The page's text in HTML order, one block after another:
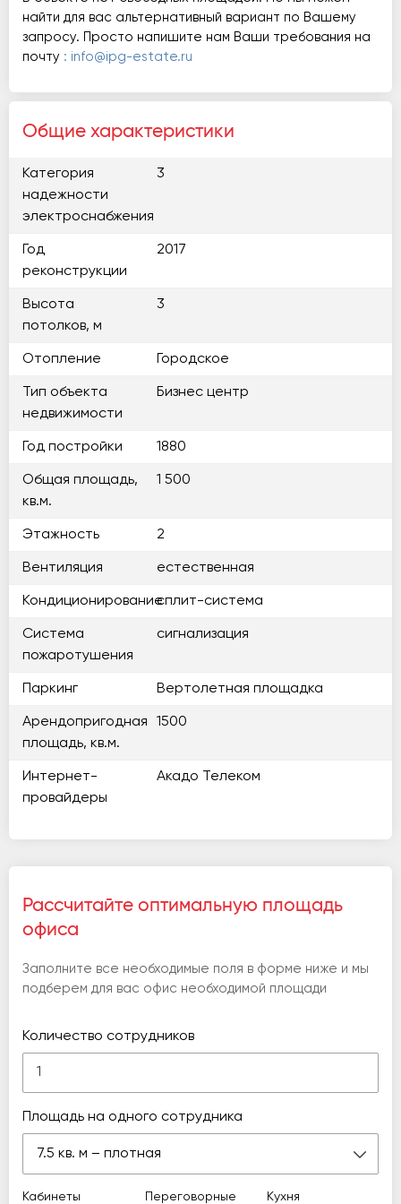
найти для вас альтернативный вариант по Вашему
запросу. Просто напишите нам Ваши требования на
почту : info@ipg-estate.ru
Общие характеристики
Категория
надежности
электроснабжения
3
Год
реконструкции
2017
Высота
потолков, м
3
Отопление Городское
Тип объекта
недвижимости
Бизнес центр
Год постройки 1880
Общая площадь,
кв.м.
1 500
Этажность 2
Вентиляция естественная
Кондиционированиесплит-система
Система
пожаротушения
сигнализация
Паркинг Вертолетная площадка
Арендопригодная
площадь, кв.м.
1500
Интернет-
провайдеры
Акадо Телеком
Рассчитайте оптимальную площадь
офиса
Заполните все необходимые поля в форме ниже и мы
подберем для вас офис необходимой площади
Количество сотрудников
Площадь на одного сотрудника
7.5 кв. м – плотная
Кабинеты Переговорные Кухня